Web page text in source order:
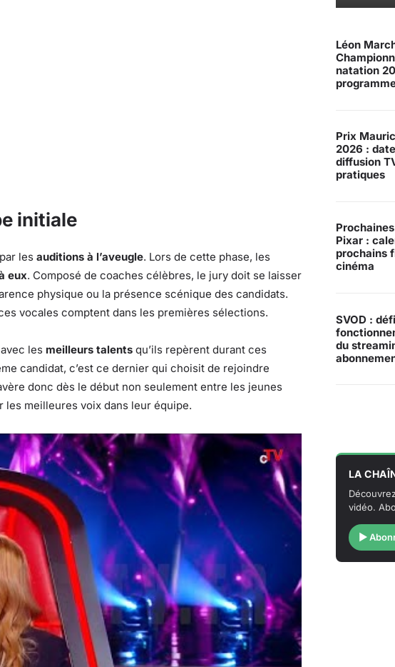
initiale
les auditions à l’aveugle. Lors de cette phase, les
eux. Composé de coaches célèbres, le jury doit se laisser
physique ou la présence scénique des candidats.
vocales comptent dans les premières sélections.
les meilleurs talents qu’ils repèrent durant ces
candidat, c’est ce dernier qui choisit de rejoindre
donc dès le début non seulement entre les jeunes
les meilleures voix dans leur équipe.
Léon
natation
Prix
2026 :
diffusion
pratiques
Pixar :
prochains
cinéma
SVOD :
du
LA
vidéo.
▶